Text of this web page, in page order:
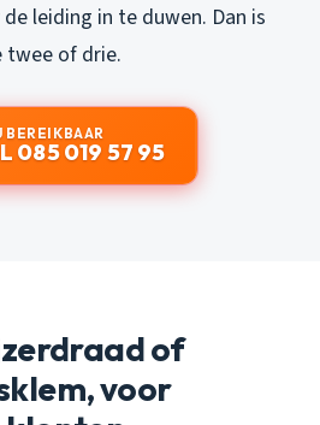
leiding in te duwen. Dan is
of drie.
BEREIKBAAR
085 019 57 95
of
voor